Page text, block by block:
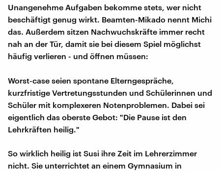
Unangenehme Aufgaben bekomme stets, wer nicht
beschäftigt genug wirkt. Beamten-Mikado nennt Michi
das. Außerdem sitzen Nachwuchskräfte immer recht
nah an der Tür, damit sie bei diesem Spiel möglichst
häufig verlieren - und öffnen müssen:
Worst-case seien spontane Elterngespräche,
kurzfristige Vertretungsstunden und Schülerinnen und
Schüler mit komplexeren Notenproblemen. Dabei sei
eigentlich das oberste Gebot: "Die Pause ist den
Lehrkräften heilig."
So wirklich heilig ist Susi ihre Zeit im Lehrerzimmer
nicht. Sie unterrichtet an einem Gymnasium in